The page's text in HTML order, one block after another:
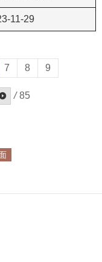
11-29
7 8 9
/ 85